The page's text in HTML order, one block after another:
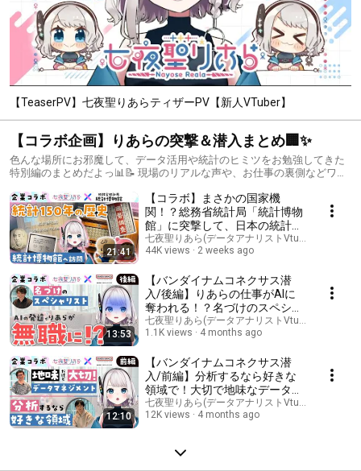
【TeaserPV】七夜聖りあらティザーPV【新人VTuber】
【コラボ企画】りあらの突撃＆潜入まとめ🏢✨
色んな場所にお邪魔して、データ活用や統計のヒミツをお勉強してきた
特別編のまとめだよっ📊📝 現場のリアルな声や、お仕事の裏側などワク
学んでいこーっ！💻
21:41
【コラボ】まさかの国家機
関！？総務省統計局「統計博物
館」に突撃して、日本の統計
150年の歴史を学んできた！
【七夜聖りあら】#Vtuber #総
ボ #統計の歴史
七夜聖りあら(データアナリストVtuber)
44K views
2 weeks ago
13:53
【バンダイナムコネクサス潜
入/後編】りあらの仕事がAIに
奪われる！？名づけのスペシャ
リストから学ぶデータアナリス
トの未来✨
七夜聖りあら(データアナリストVtuber)
1.1K views
4 months ago
12:10
【バンダイナムコネクサス潜
入/前編】分析するなら好きな
領域で！大切で地味なデータマ
ネジメントと足跡から探るファ
ンの心💖
七夜聖りあら(データアナリストVtuber)
12K views
4 months ago